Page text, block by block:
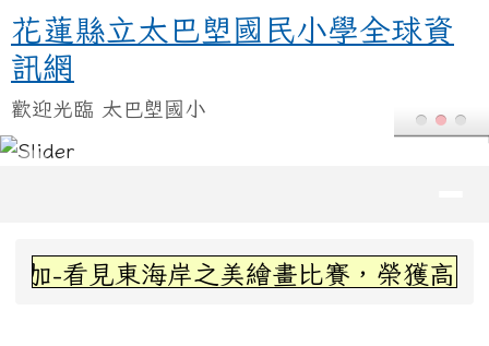
跳至主內容區
花蓮縣立太巴塱國民小學全球資訊
花蓮縣立太巴塱國民小學全球資
訊網
歡迎光臨 太巴塱國小
上中區域內容
看見東海岸之美繪畫比賽，榮獲高年級